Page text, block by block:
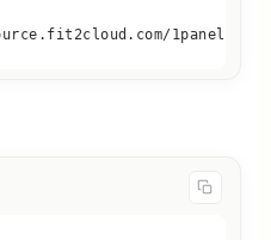
1panel/